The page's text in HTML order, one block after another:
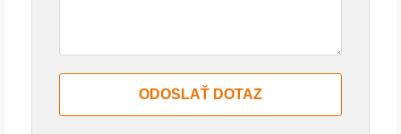
ODOSLAŤ DOTAZ